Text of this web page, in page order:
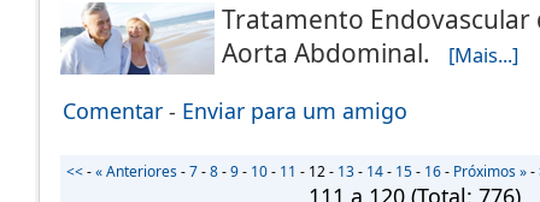
Tratamento Endovascular
Aorta Abdominal.
[Mais...]
Comentar - Enviar para um amigo
<<-« Anteriores-7-8-9- 10- 11 - 12- 13- 14- 15- 16- Próximos »-
111 a 120 (Total: 776)